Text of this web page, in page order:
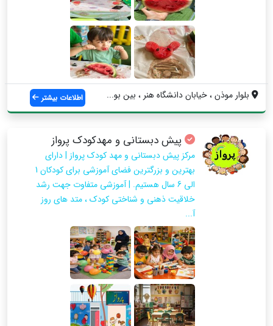
بلوار موذن ، خیابان دانشگاه هنر ، بین بو... اطلاعات بیشتر
پیش دبستانی و مهدکودک پرواز
مرکز پیش دبستانی و مهد کودک پرواز | دارای
بهترین و بزرگترین فضای آموزشی برای کودکان 1
الی 6 سال هستیم. | آموزشی متفاوت جهت رشد
خلاقیت ذهنی و شناختی کودک ، متد های روز
آ...